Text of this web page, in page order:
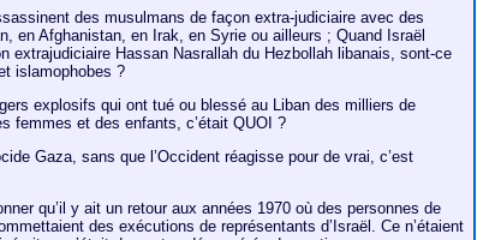
des musulmans de façon extra-judiciaire avec des
en Afghanistan, en Irak, en Syrie ou ailleurs ; Quand Israël
extrajudiciaire Hassan Nasrallah du Hezbollah libanais, sont-ce
islamophobes ?
explosifs qui ont tué ou blessé au Liban des milliers de
femmes et des enfants, c’était QUOI ?
Gaza, sans que l’Occident réagisse pour de vrai, c’est
qu’il y ait un retour aux années 1970 où des personnes de
des exécutions de représentants d’Israël. Ce n’étaient